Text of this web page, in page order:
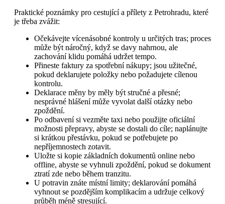
Praktické poznámky pro cestující a přílety z Petrohradu, které
je třeba zvážit:
Očekávejte vícenásobné kontroly u určitých tras; proces
může být náročný, když se davy nahrnou, ale
zachování klidu pomáhá udržet tempo.
Přineste faktury za spotřební nákupy; jsou užitečné,
pokud deklarujete položky nebo požadujete cílenou
kontrolu.
Deklarace měny by měly být stručné a přesné;
nesprávné hlášení může vyvolat další otázky nebo
zpoždění.
Po odbavení si vezměte taxi nebo použijte oficiální
možnosti přepravy, abyste se dostali do cíle; naplánujte
si krátkou přestávku, pokud se potřebujete po
nepříjemnostech zotavit.
Uložte si kopie základních dokumentů online nebo
offline, abyste se vyhnuli zpoždění, pokud se dokument
ztratí zde nebo během tranzitu.
U potravin znáte místní limity; deklarování pomáhá
vyhnout se pozdějším komplikacím a udržuje celkový
průběh méně stresující.